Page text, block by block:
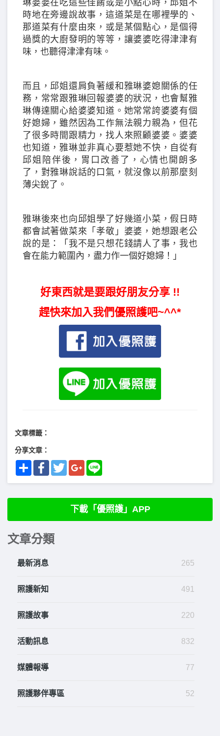
琳婆婆在吃這些佳餚或是小點心時，邱姐不
時地在旁邊說故事，這道菜是在哪裡學的、
那道菜有什麼由來，或是某個點心，是個得
過獎的大廚發明的等等，讓婆婆吃得津津有
味，也聽得津津有味。
而且，邱姐還肩負著緩和雅琳婆媳關係的任
務，常常跟雅琳回報婆婆的狀況，也會幫雅
琳傳達關心給婆婆知道。她常常誇婆婆有個
好媳婦，雖然因為工作無法親力親為，但花
了很多時間跟精力，找人來照顧婆婆。婆婆
也知道，雅琳並非真心要惹她不快，自從有
邱姐陪伴後，胃口改善了，心情也開朗多
了，對雅琳說話的口氣，就沒像以前那麼刻
薄尖銳了。
雅琳後來也向邱姐學了好幾道小菜，假日時
都會試著做菜來「孝敬」婆婆，她想跟老公
說的是：「我不是只想花錢請人了事，我也
會在能力範圍內，盡力作一個好媳婦！」
好東西就是要跟好朋友分享 !!
趕快來加入我們優照護吧~^^*
文章標籤：
分享文章：
Share FacebookTwitterGoogle+
下載「優照護」APP
文章分類
最新消息 265
照護新知 491
照護故事 220
活動訊息 832
媒體報導 77
照護夥伴專區 52